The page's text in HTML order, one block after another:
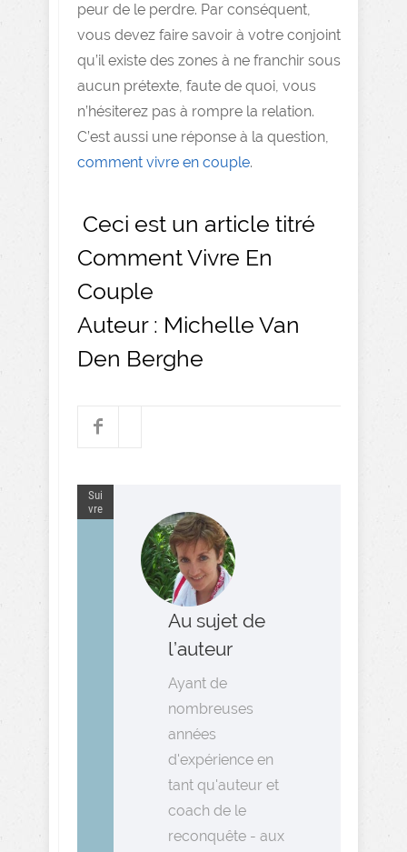
peur de le perdre. Par conséquent,
vous devez faire savoir à votre conjoint
qu’il existe des zones à ne franchir sous
aucun prétexte, faute de quoi, vous
n’hésiterez pas à rompre la relation.
C’est aussi une réponse à la question,
comment vivre en couple.
Ceci est un article titré
Comment Vivre En
Couple
Auteur : Michelle Van
Den Berghe
Sui
vre
Au sujet de
l’auteur
Ayant de
nombreuses
années
d'expérience en
tant qu'auteur et
coach de le
reconquête - aux